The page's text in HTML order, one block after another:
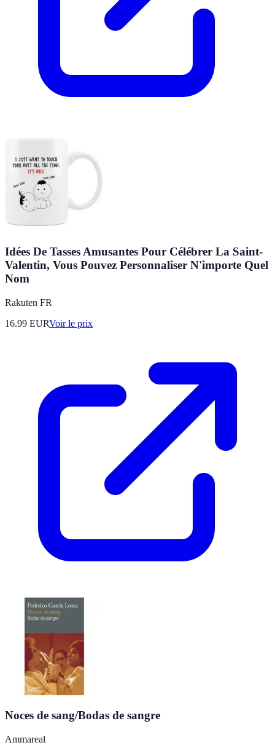
Idées De Tasses Amusantes Pour Célébrer La Saint-
Valentin, Vous Pouvez Personnaliser N'importe Quel
Nom
Rakuten FR
16.99 EURVoir le prix
Noces de sang/Bodas de sangre
Ammareal